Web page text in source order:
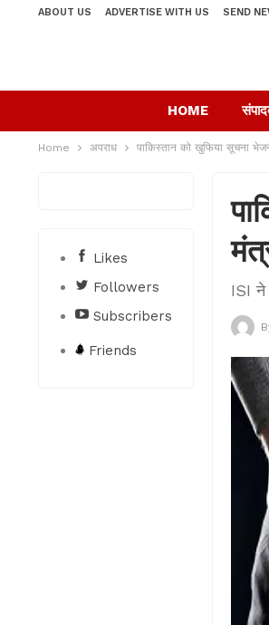
ABOUT US ADVERTISE WITH US SEND
HOME
Home अपराध पाकिस्तान को खुफिया सूचना
ISI ने
Likes
Followers
Subscribers
Friends